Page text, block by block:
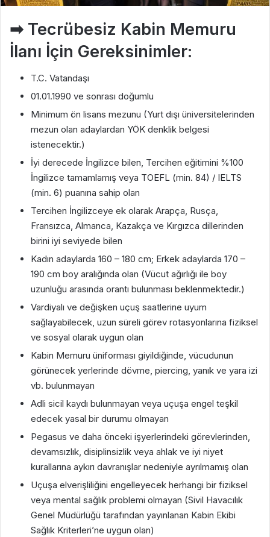
➡ Tecrübesiz Kabin Memuru
İlanı İçin Gereksinimler:
T.C. Vatandaşı
01.01.1990 ve sonrası doğumlu
Minimum ön lisans mezunu (Yurt dışı üniversitelerinden
mezun olan adaylardan YÖK denklik belgesi
istenecektir.)
İyi derecede İngilizce bilen, Tercihen eğitimini %100
İngilizce tamamlamış veya TOEFL (min. 84) / IELTS
(min. 6) puanına sahip olan
Tercihen İngilizceye ek olarak Arapça, Rusça,
Fransızca, Almanca, Kazakça ve Kırgızca dillerinden
birini iyi seviyede bilen
Kadın adaylarda 160 – 180 cm; Erkek adaylarda 170 –
190 cm boy aralığında olan (Vücut ağırlığı ile boy
uzunluğu arasında orantı bulunması beklenmektedir.)
Vardiyalı ve değişken uçuş saatlerine uyum
sağlayabilecek, uzun süreli görev rotasyonlarına fiziksel
ve sosyal olarak uygun olan
Kabin Memuru üniforması giyildiğinde, vücudunun
görünecek yerlerinde dövme, piercing, yanık ve yara izi
vb. bulunmayan
Adli sicil kaydı bulunmayan veya uçuşa engel teşkil
edecek yasal bir durumu olmayan
Pegasus ve daha önceki işyerlerindeki görevlerinden,
devamsızlık, disiplinsizlik veya ahlak ve iyi niyet
kurallarına aykırı davranışlar nedeniyle ayrılmamış olan
Uçuşa elverişliliğini engelleyecek herhangi bir fiziksel
veya mental sağlık problemi olmayan (Sivil Havacılık
Genel Müdürlüğü tarafından yayınlanan Kabin Ekibi
Sağlık Kriterleri’ne uygun olan)